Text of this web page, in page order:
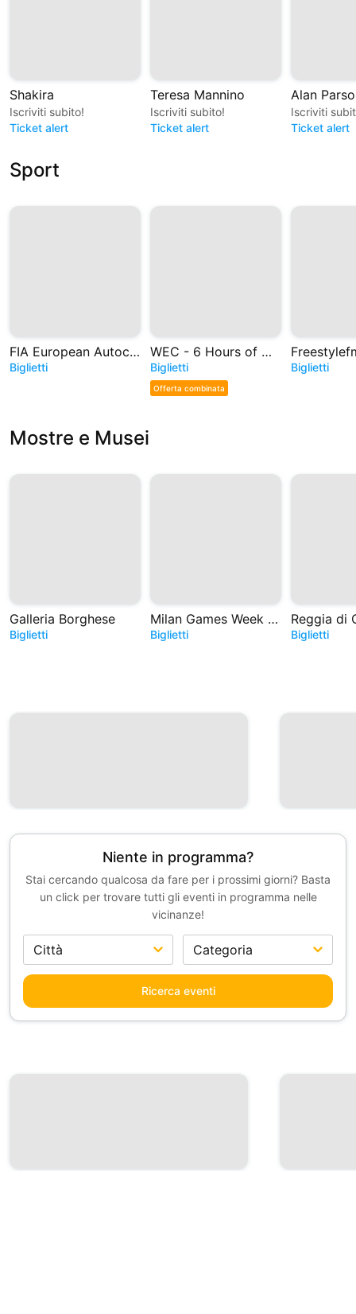
Shakira
Iscriviti subito!
Ticket alert
Teresa Mannino
Iscriviti subito!
Ticket alert
Alan
Iscriviti
Ticket alert
Sport
FIA European Autocross and Cross Car Championships
Biglietti
WEC - 6 Hours of Monza 2026
Biglietti
Offerta combinata
Biglietti
Mostre e Musei
Galleria Borghese
Biglietti
Milan Games Week e Cartoomics 2026
Biglietti
Reggia di
Biglietti
Niente in programma?
Stai cercando qualcosa da fare per i prossimi giorni? Basta
un click per trovare tutti gli eventi in programma nelle
vicinanze!
Ricerca eventi